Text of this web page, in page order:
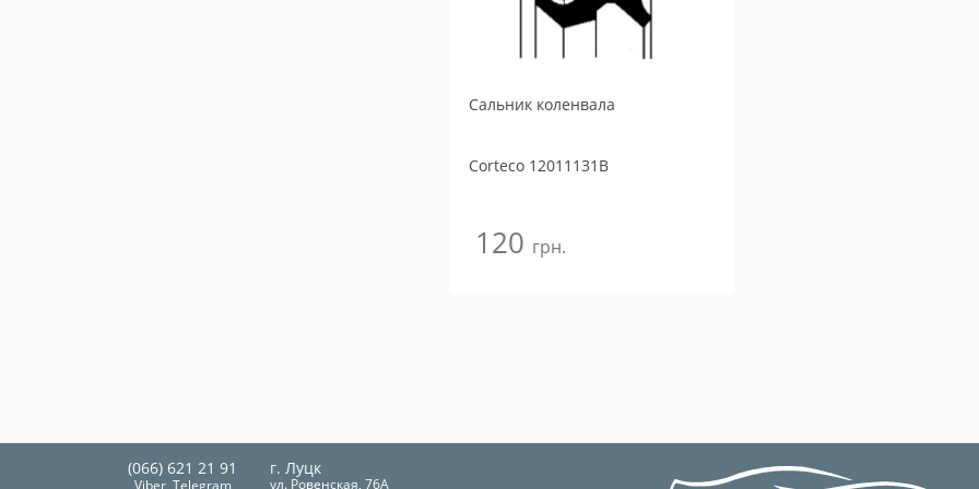
Сальник коленвала
Corteco 12011131B
120 грн.
(066) 621 21 91
Viber, Telegram
г. Луцк
ул. Ровенская, 76А